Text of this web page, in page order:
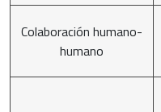
Colaboración humano-
humano